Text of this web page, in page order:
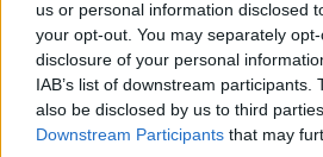
us or personal information disclosed
your opt-out. You may separately
disclosure of your personal
IAB’s list of downstream participants.
also be disclosed by us to third
Downstream Participants that may
Žiūrimiausi
Vaizdai iš tragiškos avarijos